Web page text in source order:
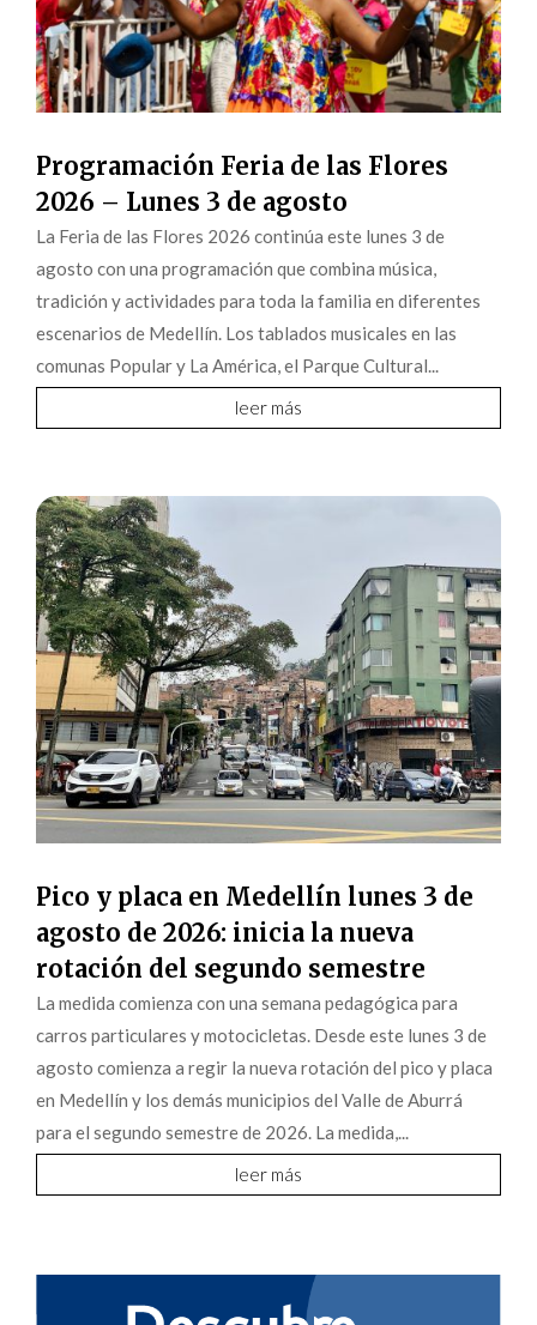
Programación Feria de las Flores
2026 – Lunes 3 de agosto
La Feria de las Flores 2026 continúa este lunes 3 de
agosto con una programación que combina música,
tradición y actividades para toda la familia en diferentes
escenarios de Medellín. Los tablados musicales en las
comunas Popular y La América, el Parque Cultural...
leer más
Pico y placa en Medellín lunes 3 de
agosto de 2026: inicia la nueva
rotación del segundo semestre
La medida comienza con una semana pedagógica para
carros particulares y motocicletas. Desde este lunes 3 de
agosto comienza a regir la nueva rotación del pico y placa
en Medellín y los demás municipios del Valle de Aburrá
para el segundo semestre de 2026. La medida,...
leer más